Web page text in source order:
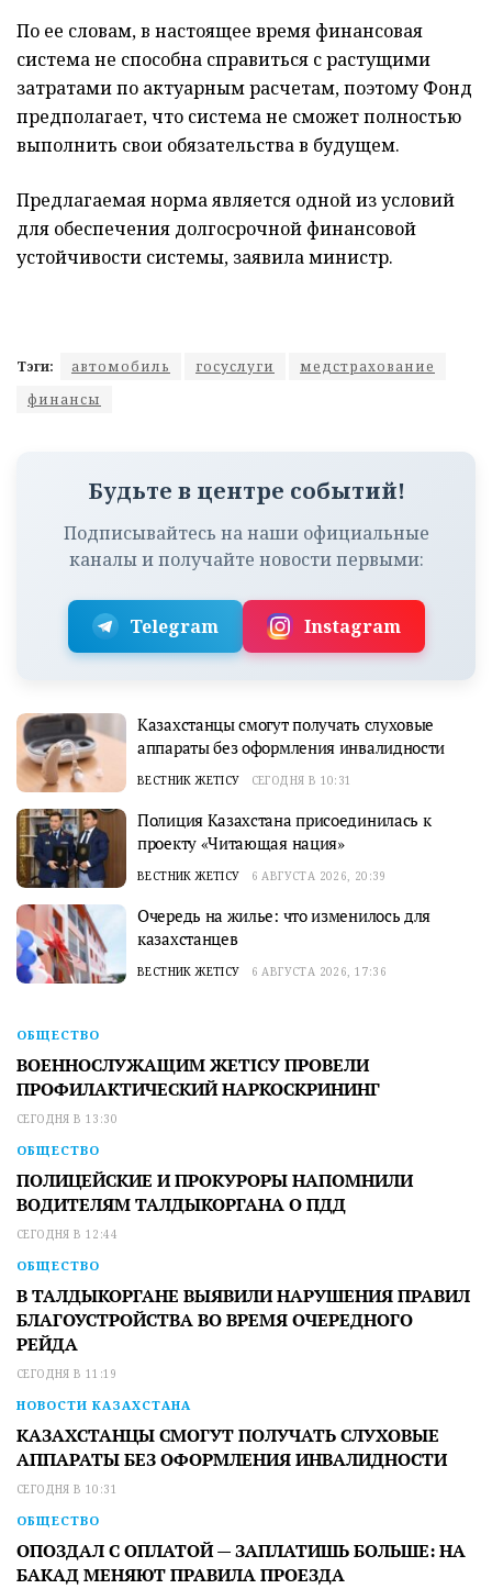
По ее словам, в настоящее время финансовая
система не способна справиться с растущими
затратами по актуарным расчетам, поэтому Фонд
предполагает, что система не сможет полностью
выполнить свои обязательства в будущем.
Предлагаемая норма является одной из условий
для обеспечения долгосрочной финансовой
устойчивости системы, заявила министр.
Тэги: автомобиль госуслуги
медстрахование
финансы
Будьте в центре событий!
Подписывайтесь на наши официальные
каналы и получайте новости первыми:
Telegram Instagram
Казахстанцы смогут получать слуховые
аппараты без оформления инвалидности
ВЕСТНИК ЖЕТІСУ СЕГОДНЯ В 10:31
Полиция Казахстана присоединилась к
проекту «Читающая нация»
ВЕСТНИК ЖЕТІСУ 6 АВГУСТА 2026, 20:39
Очередь на жилье: что изменилось для
казахстанцев
ВЕСТНИК ЖЕТІСУ 6 АВГУСТА 2026, 17:36
ОБЩЕСТВО
ВОЕННОСЛУЖАЩИМ ЖЕТІСУ ПРОВЕЛИ
ПРОФИЛАКТИЧЕСКИЙ НАРКОСКРИНИНГ
СЕГОДНЯ В 13:30
ОБЩЕСТВО
ПОЛИЦЕЙСКИЕ И ПРОКУРОРЫ НАПОМНИЛИ
ВОДИТЕЛЯМ ТАЛДЫКОРГАНА О ПДД
СЕГОДНЯ В 12:44
ОБЩЕСТВО
В ТАЛДЫКОРГАНЕ ВЫЯВИЛИ НАРУШЕНИЯ ПРАВИЛ
БЛАГОУСТРОЙСТВА ВО ВРЕМЯ ОЧЕРЕДНОГО
РЕЙДА
СЕГОДНЯ В 11:19
НОВОСТИ КАЗАХСТАНА
КАЗАХСТАНЦЫ СМОГУТ ПОЛУЧАТЬ СЛУХОВЫЕ
АППАРАТЫ БЕЗ ОФОРМЛЕНИЯ ИНВАЛИДНОСТИ
СЕГОДНЯ В 10:31
ОБЩЕСТВО
ОПОЗДАЛ С ОПЛАТОЙ — ЗАПЛАТИШЬ БОЛЬШЕ: НА
БАКАД МЕНЯЮТ ПРАВИЛА ПРОЕЗДА